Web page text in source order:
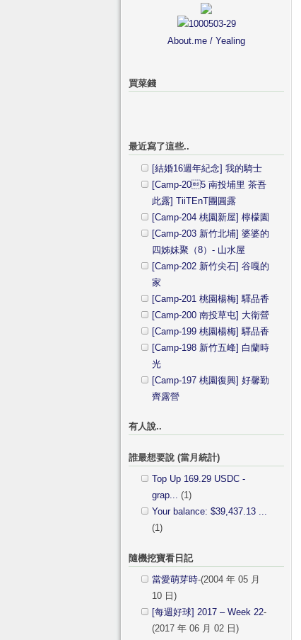
About.me / Yealing
買菜錢
最近寫了這些..
[結婚16週年紀念] 我的騎士
[Camp-205 南投埔里 茶吾
此露] TiiTEnT團圓露
[Camp-204 桃園新屋] 檸檬園
[Camp-203 新竹北埔] 婆婆的
四姊妹聚（8）- 山水屋
[Camp-202 新竹尖石] 谷嘎的
家
[Camp-201 桃園楊梅] 驛品香
[Camp-200 南投草屯] 大衛營
[Camp-199 桃園楊梅] 驛品香
[Camp-198 新竹五峰] 白蘭時
光
[Camp-197 桃園復興] 好馨勤
齊露營
有人說..
誰最想要說 (當月統計)
Top Up 169.29 USDC -
grap... (1)
Your balance: $39,437.13 ...
(1)
隨機挖寶看日記
當愛萌芽時-(2004 年 05 月
10 日)
[每週好球] 2017 – Week 22-
(2017 年 06 月 02 日)